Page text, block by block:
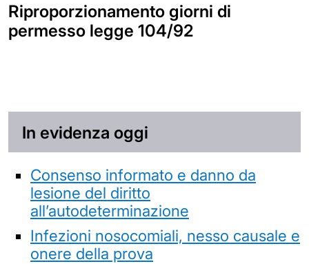
Riproporzionamento giorni di
permesso legge 104/92
In evidenza oggi
Consenso informato e danno da
lesione del diritto
all’autodeterminazione
Infezioni nosocomiali, nesso causale e
onere della prova